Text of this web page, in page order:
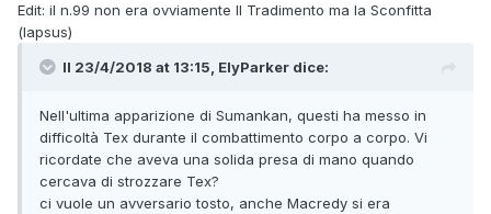
Lucero con quel trucco degli indiani travestiti da pastori
messicani che solo il ciuffo di lana strappato dal navajo
morto aveva permesso di svelare, i gigantoni della Tigre
sfuggono... eppure nessuno mi pare abbia mai 'chiesto la
testa' del soggettista o dello sceneggiatore di turno, anzi
quasi tutte sono storie passate alla Storia di Tex.
Tanto più l'avversario è tosto, tanto più merito ha Tex nello
sconfiggerlo, tanto più la storia passa alla Storia.
Edit: il n.99 non era ovviamente Il Tradimento ma la Sconfitta
(lapsus)
Il 23/4/2018 at 13:15, ElyParker dice:
Nell'ultima apparizione di Sumankan, questi ha messo in
difficoltà Tex durante il combattimento corpo a corpo. Vi
ricordate che aveva una solida presa di mano quando
cercava di strozzare Tex?
ci vuole un avversario tosto, anche Macredy si era